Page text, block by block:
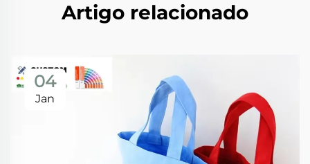
Artigo relacionado
04
Jan